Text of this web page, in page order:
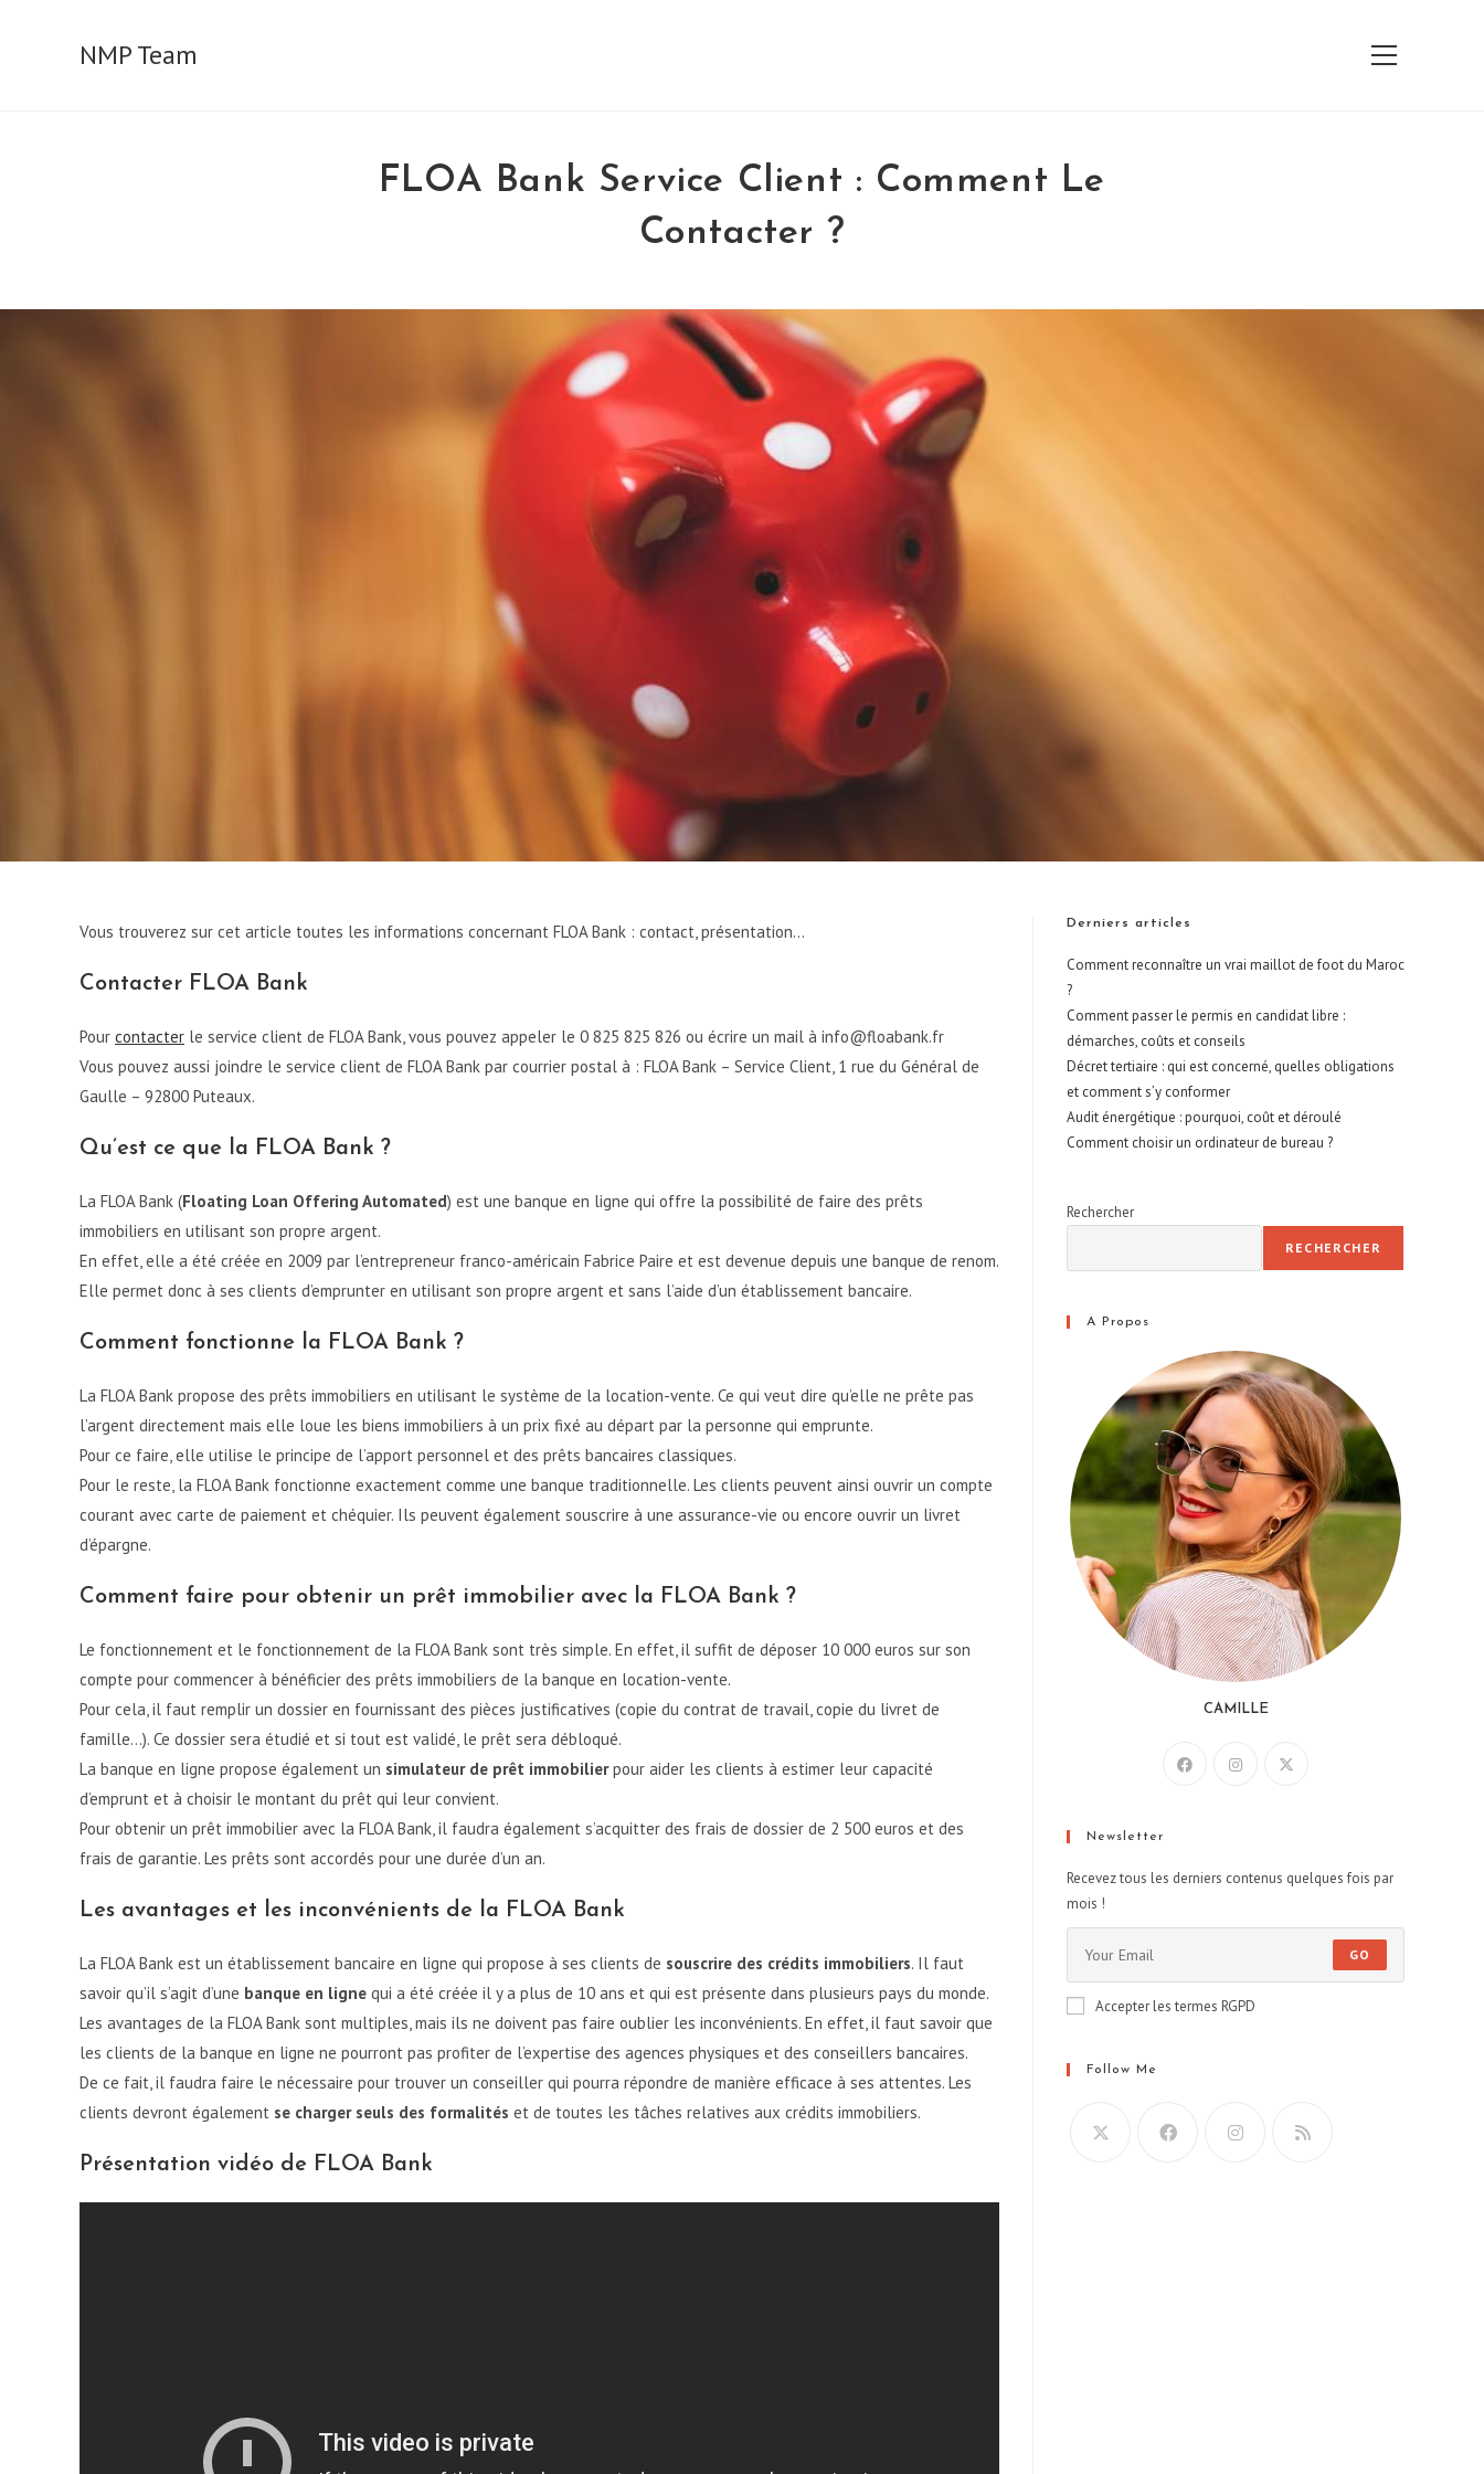
NMP Team
View
FLOA Bank Service Client : Comment Le
Contacter ?
Vous trouverez sur cet article toutes les informations concernant FLOA Bank : contact, présentation…
Contacter FLOA Bank
Pour contacter le service client de FLOA Bank, vous pouvez appeler le 0 825 825 826 ou écrire un mail à info@floabank.fr
Vous pouvez aussi joindre le service client de FLOA Bank par courrier postal à : FLOA Bank – Service Client, 1 rue du Général de
Gaulle – 92800 Puteaux.
Qu’est ce que la FLOA Bank ?
La FLOA Bank (Floating Loan Offering Automated) est une banque en ligne qui offre la possibilité de faire des prêts
immobiliers en utilisant son propre argent.
En effet, elle a été créée en 2009 par l’entrepreneur franco-américain Fabrice Paire et est devenue depuis une banque de renom.
Elle permet donc à ses clients d’emprunter en utilisant son propre argent et sans l’aide d’un établissement bancaire.
Comment fonctionne la FLOA Bank ?
La FLOA Bank propose des prêts immobiliers en utilisant le système de la location-vente. Ce qui veut dire qu’elle ne prête pas
l’argent directement mais elle loue les biens immobiliers à un prix fixé au départ par la personne qui emprunte.
Pour ce faire, elle utilise le principe de l’apport personnel et des prêts bancaires classiques.
Pour le reste, la FLOA Bank fonctionne exactement comme une banque traditionnelle. Les clients peuvent ainsi ouvrir un compte
courant avec carte de paiement et chéquier. Ils peuvent également souscrire à une assurance-vie ou encore ouvrir un livret
d’épargne.
Comment faire pour obtenir un prêt immobilier avec la FLOA Bank ?
Le fonctionnement et le fonctionnement de la FLOA Bank sont très simple. En effet, il suffit de déposer 10 000 euros sur son
compte pour commencer à bénéficier des prêts immobiliers de la banque en location-vente.
Pour cela, il faut remplir un dossier en fournissant des pièces justificatives (copie du contrat de travail, copie du livret de
famille…). Ce dossier sera étudié et si tout est validé, le prêt sera débloqué.
La banque en ligne propose également un simulateur de prêt immobilierpour aider les clients à estimer leur capacité
d’emprunt et à choisir le montant du prêt qui leur convient.
Pour obtenir un prêt immobilier avec la FLOA Bank, il faudra également s’acquitter des frais de dossier de 2 500 euros et des
frais de garantie. Les prêts sont accordés pour une durée d’un an.
Les avantages et les inconvénients de la FLOA Bank
La FLOA Bank est un établissement bancaire en ligne qui propose à ses clients de souscrire des crédits immobiliers. Il faut
savoir qu’il s’agit d’une banque en ligne qui a été créée il y a plus de 10 ans et qui est présente dans plusieurs pays du monde.
Les avantages de la FLOA Bank sont multiples, mais ils ne doivent pas faire oublier les inconvénients. En effet, il faut savoir que
les clients de la banque en ligne ne pourront pas profiter de l’expertise des agences physiques et des conseillers bancaires.
De ce fait, il faudra faire le nécessaire pour trouver un conseiller qui pourra répondre de manière efficace à ses attentes. Les
clients devront également se charger seuls des formalités et de toutes les tâches relatives aux crédits immobiliers.
Présentation vidéo de FLOA Bank
Derniers articles
Comment reconnaître un vrai maillot de foot du Maroc
?
Comment passer le permis en candidat libre :
démarches, coûts et conseils
Décret tertiaire : qui est concerné, quelles obligations
et comment s’y conformer
Audit énergétique : pourquoi, coût et déroulé
Comment choisir un ordinateur de bureau ?
Rechercher
RECHERCHER
A Propos
CAMILLE
Newsletter
Recevez tous les derniers contenus quelques fois par
mois !
GO
Accepter les termes RGPD
Follow Me